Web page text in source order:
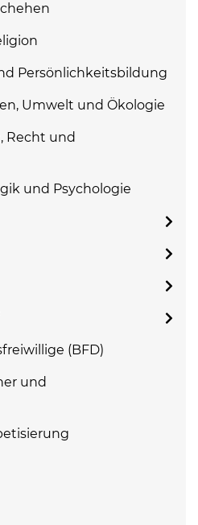
Persönlichkeitsbildung
Umwelt und Ökologie
Recht und
und Psychologie
(BFD)
und